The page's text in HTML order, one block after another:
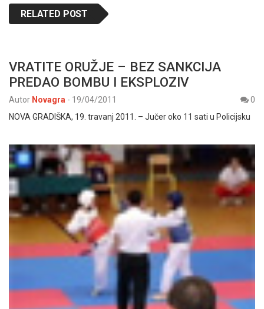
RELATED POST
VRATITE ORUŽJE – BEZ SANKCIJA
PREDAO BOMBU I EKSPLOZIV
Autor Novagra - 19/04/2011
0
NOVA GRADIŠKA, 19. travanj 2011. – Jučer oko 11 sati u Policijsku